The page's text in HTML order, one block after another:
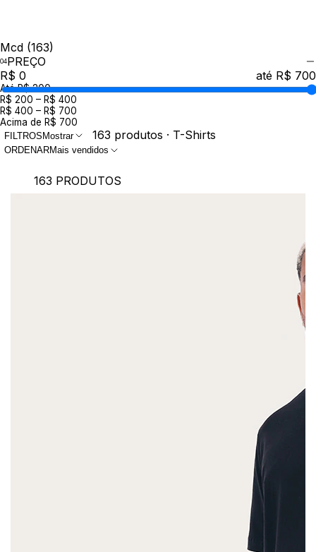
Mcd (163)
PREÇO
R$ 0
até R$ 700
Até R$ 200
R$ 200 – R$ 400
R$ 400 – R$ 700
Acima de R$ 700
FILTROS Mostrar 163 produtos · T-Shirts
ORDENARMais vendidos
163 PRODUTOS